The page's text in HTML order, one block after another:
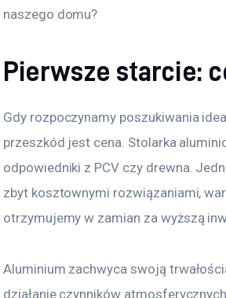
naszego domu?
Pierwsze starcie:
Gdy rozpoczynamy poszukiwania
przeszkód jest cena. Stolarka
odpowiedniki z PCV czy drewna.
zbyt kosztownymi rozwiązaniami,
otrzymujemy w zamian za wyższą
Aluminium zachwyca swoją
działanie czynników